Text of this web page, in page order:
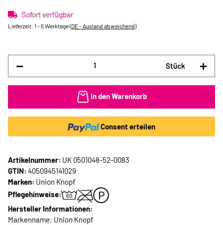
Sofort verfügbar
Lieferzeit: 1 - 5 Werktage(DE - Ausland abweichend)
Stück
In den Warenkorb
Consent erteilen
Artikelnummer: UK 0501048-52-0083
GTIN: 4050945141029
Marken: Union Knopf
Pflegehinweise:
Hersteller Informationen:
Markenname: Union Knopf